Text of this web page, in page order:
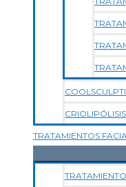
CRIOLIPÓLISIS
TRATAMIENTOS